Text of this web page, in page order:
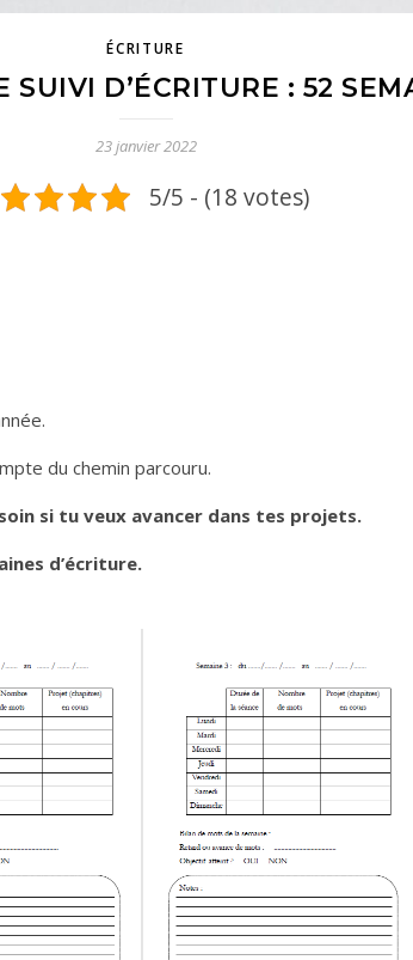
ÉCRITURE
SUIVI D’ÉCRITURE : 52
23 janvier 2022
5/5 - (18 votes)
du chemin parcouru.
si tu veux avancer dans tes projets.
d’écriture.